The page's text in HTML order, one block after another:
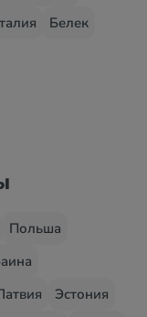
Белек
Польша
Эстония